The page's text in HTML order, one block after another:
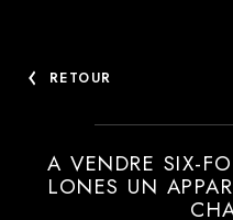
RETOUR
A VENDRE SIX-
LONES UN